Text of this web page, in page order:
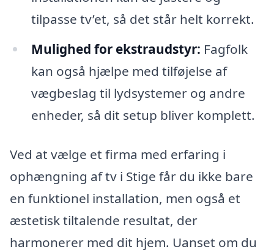
tilpasse tv’et, så det står helt korrekt.
Mulighed for ekstraudstyr: Fagfolk
kan også hjælpe med tilføjelse af
vægbeslag til lydsystemer og andre
enheder, så dit setup bliver komplett.
Ved at vælge et firma med erfaring i
ophængning af tv i Stige får du ikke bare
en funktionel installation, men også et
æstetisk tiltalende resultat, der
harmonerer med dit hjem. Uanset om du